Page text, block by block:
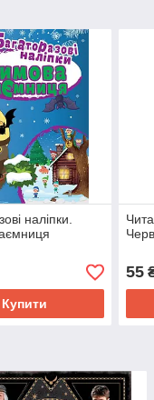
наліпки.
Купити
55